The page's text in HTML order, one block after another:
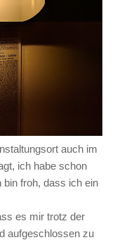
auch im
ich habe schon
bin froh, dass ich ein
es mir trotz der
aufgeschlossen zu